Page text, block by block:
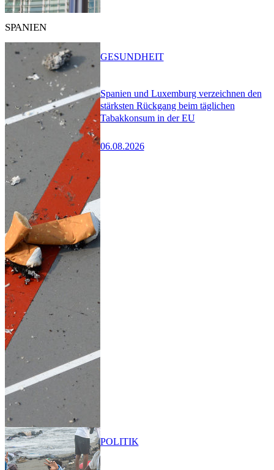
SPANIEN
Spanien und Luxemburg verzeichnen den
stärksten Rückgang beim täglichen
Tabakkonsum in der EU
06.08.2026
GESUNDHEIT
POLITIK